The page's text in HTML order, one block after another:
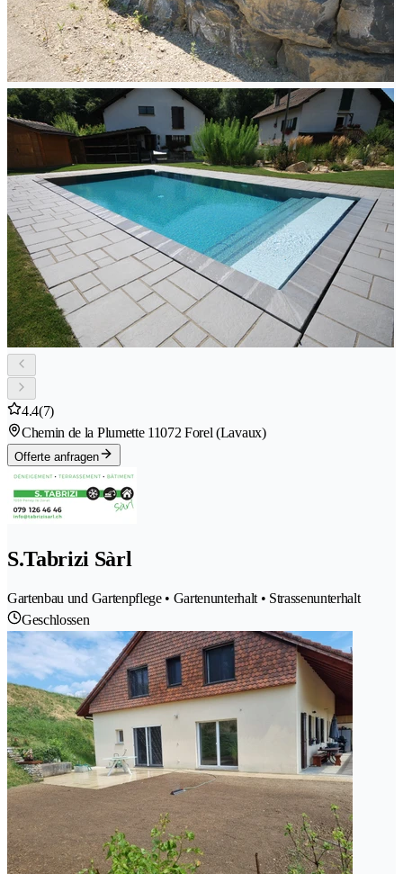
4.4(7)
Chemin de la Plumette 11072 Forel (Lavaux)
Offerte anfragen
S.Tabrizi Sàrl
Gartenbau und Gartenpflege • Gartenunterhalt • Strassenunterhalt
Geschlossen